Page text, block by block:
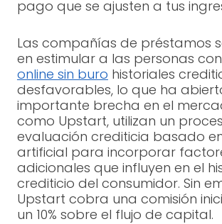
pago que se ajusten a tus
Las compañías de préstamos
en estimular a las personas con
online sin buro historiales
desfavorables, lo que ha
importante brecha en el
como Upstart, utilizan un
evaluación crediticia basado
artificial para incorporar
adicionales que influyen en el
crediticio del consumidor. Sin
Upstart cobra una comisión
un 10% sobre el flujo de capital.